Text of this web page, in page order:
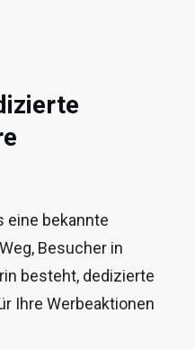
eine bekannte
Besucher in
besteht, dedizierte
Ihre Werbeaktionen